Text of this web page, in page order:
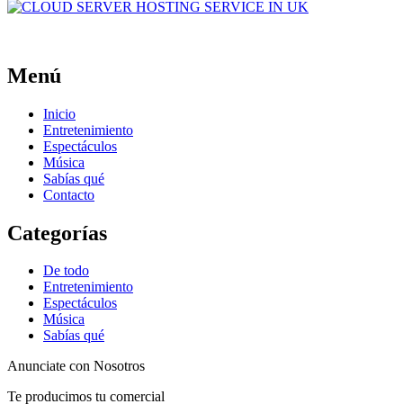
Menú
Inicio
Entretenimiento
Espectáculos
Música
Sabías qué
Contacto
Categorías
De todo
Entretenimiento
Espectáculos
Música
Sabías qué
Anunciate con Nosotros
Te producimos tu comercial